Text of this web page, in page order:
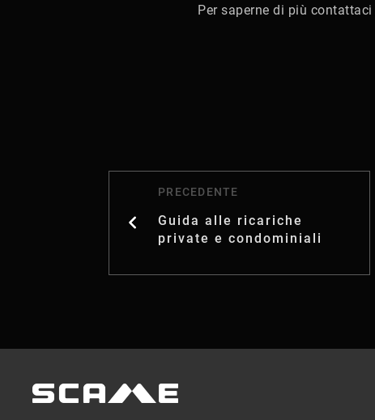
Per saperne di più contattaci
PRECEDENTE
Guida alle ricariche
private e condominiali